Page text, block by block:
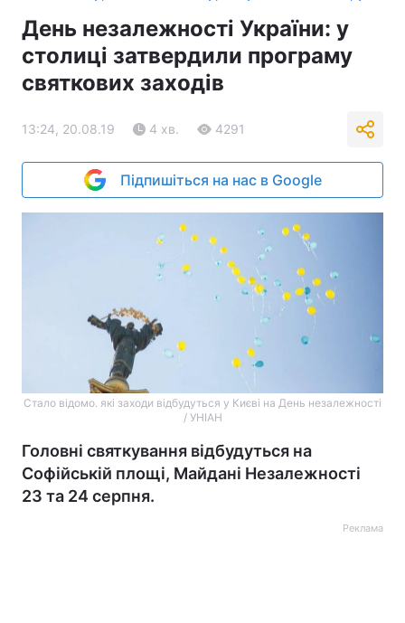
День незалежності України: у
столиці затвердили програму
святкових заходів
13:24, 20.08.19 4 хв. 4291
Підпишіться на нас в Google
Стало відомо. які заходи відбудуться у Києві на День незалежності
/ УНІАН
Головні святкування відбудуться на
Софійській площі, Майдані Незалежності
23 та 24 серпня.
Реклама